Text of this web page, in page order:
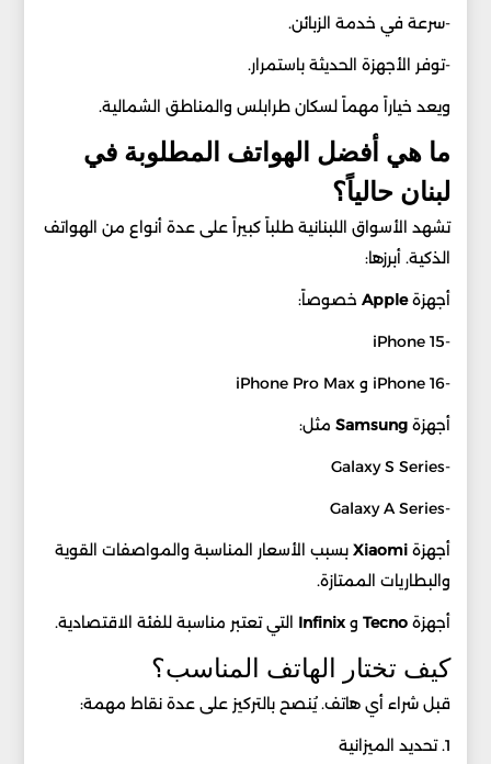
-سرعة في خدمة الزبائن.
-توفر الأجهزة الحديثة باستمرار.
ويعد خياراً مهماً لسكان طرابلس والمناطق الشمالية.
ما هي أفضل الهواتف المطلوبة في
لبنان حالياً؟
تشهد الأسواق اللبنانية طلباً كبيراً على عدة أنواع من الهواتف
الذكية. أبرزها:
أجهزةApple خصوصاً:
-iPhone 15
-iPhone 16 و iPhone Pro Max
أجهزةSamsung مثل:
-Galaxy S Series
-Galaxy A Series
أجهزةXiaomi بسبب الأسعار المناسبة والمواصفات القوية
والبطاريات الممتازة.
أجهزةTecno وInfinix التي تعتبر مناسبة للفئة الاقتصادية.
كيف تختار الهاتف المناسب؟
قبل شراء أي هاتف. يُنصح بالتركيز على عدة نقاط مهمة:
1. تحديد الميزانية